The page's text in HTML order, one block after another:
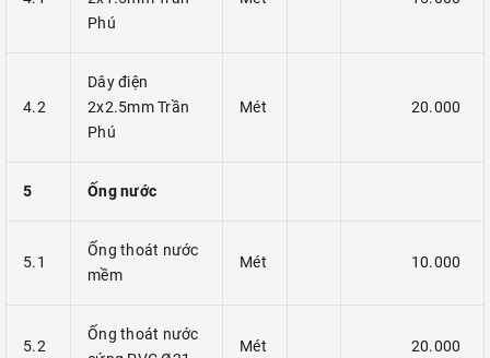
Phú
4.2
Dây điện
2x2.5mm Trần
Phú
Mét 20.000
5 Ống nước
5.1
Ống thoát nước
mềm
Mét 10.000
5.2
Ống thoát nước
Mét 20.000